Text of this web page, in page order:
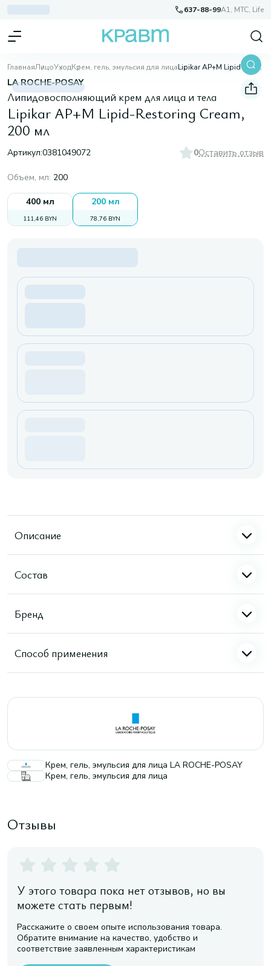
637-88-99A1, МТС, Life
ГлавнаяЛицоУходКрем, гель, эмульсия для лица Lipikar AP+M Lipid-Restoring Cream, 200 мл
LA ROCHE-POSAY
Липидовосполняющий крем для лица и тела
Lipikar AP+M Lipid-Restoring Cream,
200 мл
Артикул:0381049072 0Оставить отзыв
Объем, мл: 200
400 мл
111,46 BYN
200 мл
78,76 BYN
Описание
Состав
Бренд
Способ применения
Крем, гель, эмульсия для лица LA ROCHE-POSAY
Крем, гель, эмульсия для лица
Отзывы
У этого товара пока нет отзывов, но вы
можете стать первым!
Расскажите о своем опыте использования товара.
Обратите внимание на качество, удобство и
соответствие заявленным характеристикам